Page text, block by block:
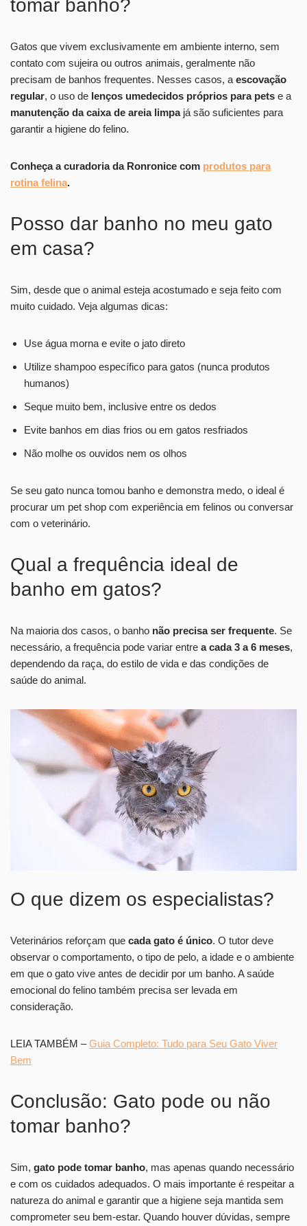
tomar banho?
Gatos que vivem exclusivamente em ambiente interno, sem
contato com sujeira ou outros animais, geralmente não
precisam de banhos frequentes. Nesses casos, a escovação
regular, o uso de lenços umedecidos próprios para pets e a
manutenção da caixa de areia limpajá são suficientes para
garantir a higiene do felino.
Conheça a curadoria da Ronronice com produtos para
rotina felina.
Posso dar banho no meu gato
em casa?
Sim, desde que o animal esteja acostumado e seja feito com
muito cuidado. Veja algumas dicas:
Use água morna e evite o jato direto
Utilize shampoo específico para gatos (nunca produtos
humanos)
Seque muito bem, inclusive entre os dedos
Evite banhos em dias frios ou em gatos resfriados
Não molhe os ouvidos nem os olhos
Se seu gato nunca tomou banho e demonstra medo, o ideal é
procurar um pet shop com experiência em felinos ou conversar
com o veterinário.
Qual a frequência ideal de
banho em gatos?
Na maioria dos casos, o banho não precisa ser frequente. Se
necessário, a frequência pode variar entre a cada 3 a 6 meses,
dependendo da raça, do estilo de vida e das condições de
saúde do animal.
O que dizem os especialistas?
Veterinários reforçam que cada gato é único. O tutor deve
observar o comportamento, o tipo de pelo, a idade e o ambiente
em que o gato vive antes de decidir por um banho. A saúde
emocional do felino também precisa ser levada em
consideração.
LEIA TAMBÉM –Guia Completo: Tudo para Seu Gato Viver
Bem
Conclusão: Gato pode ou não
tomar banho?
Sim, gato pode tomar banho, mas apenas quando necessário
e com os cuidados adequados. O mais importante é respeitar a
natureza do animal e garantir que a higiene seja mantida sem
comprometer seu bem-estar. Quando houver dúvidas, sempre